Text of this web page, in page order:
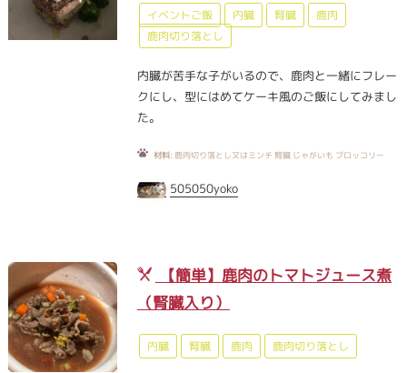
イベントご飯 内臓 腎臓
鹿肉
鹿肉切り落とし
内臓が苦手な子がいるので、鹿肉と一緒にフレー
クにし、型にはめてケーキ風のご飯にしてみまし
た。
材料:鹿肉切り落とし又はミンチ 腎臓 じゃがいも ブロッコリー
505050yoko
【簡単】鹿肉のトマトジュース煮
（腎臓入り）
内臓 腎臓 鹿肉 鹿肉切り落とし